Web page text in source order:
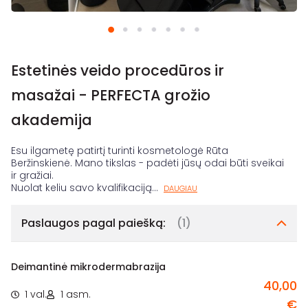
Estetinės veido procedūros ir
masažai - PERFECTA grožio
akademija
Esu ilgametę patirtį turinti kosmetologė Rūta
Beržinskienė. Mano tikslas - padėti jūsų odai būti sveikai
ir gražiai.
Nuolat keliu savo kvalifikaciją... DAUGIAU
Paslaugos pagal paiešką: (1)
Deimantinė mikrodermabrazija
1 val. 1 asm.
40,00
€